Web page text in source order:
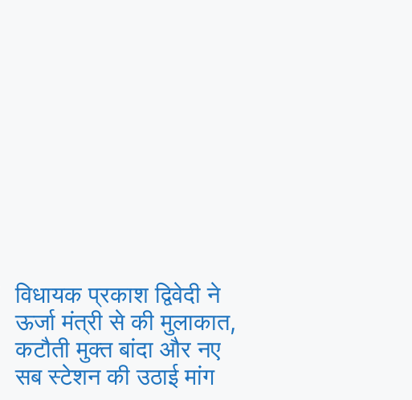
विधायक प्रकाश द्विवेदी ने
ऊर्जा मंत्री से की मुलाकात,
कटौती मुक्त बांदा और नए
सब स्टेशन की उठाई मांग